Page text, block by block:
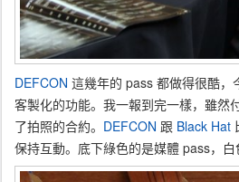
DEFCON 這幾年的 pass 都做得很酷，
客製化的功能。我一報到完一樣，雖然
了拍照的合約。 DEFCON 跟 Black Hat
保持互動。底下綠色的是媒體 pass，白